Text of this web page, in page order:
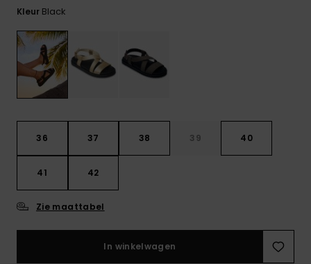
STORE LOCATOR
CADEAUKAART
Kleur Black
36 37 38 39 40
41 42
Zie maattabel
In winkelwagen